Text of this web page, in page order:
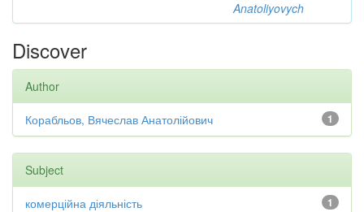
Anatoliyovych
Discover
Author
1
Корабльов, Вячеслав Анатолійович
Subject
1
комерційна діяльність